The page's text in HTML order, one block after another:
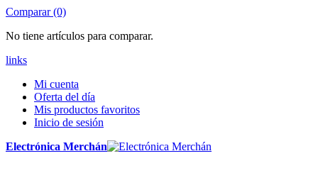
Comparar (0)
No tiene artículos para comparar.
links
Mi cuenta
Oferta del día
Mis productos favoritos
Inicio de sesión
Electrónica Merchán